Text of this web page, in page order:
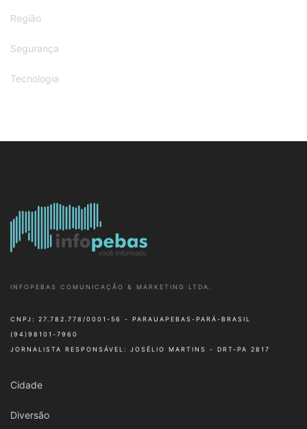
Região
Segurança
Tecnologia
INFOPEBAS COMUNICAÇÃO & MARKETING LTDA.
CNPJ: 27.782.778/0001-56 - PARAUAPEBAS-PARÁ-BRASIL
(94)98101-7960
JORNALISTA RESPONSÁVEL: JOSÉLIO MARTINS - DRT-PA 2817
Cidade
Diversão